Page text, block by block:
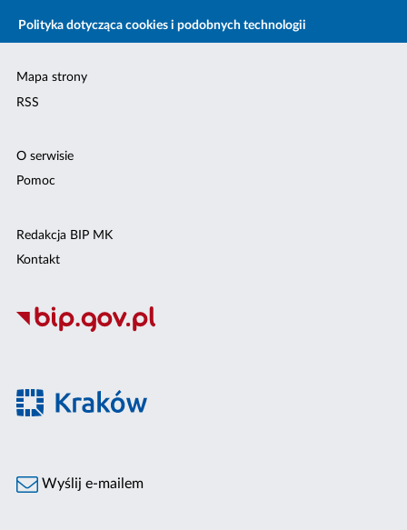
Polityka dotycząca cookies i podobnych technologii
Mapa strony
RSS
O serwisie
Pomoc
Redakcja BIP MK
Kontakt
Wyślij e-mailem